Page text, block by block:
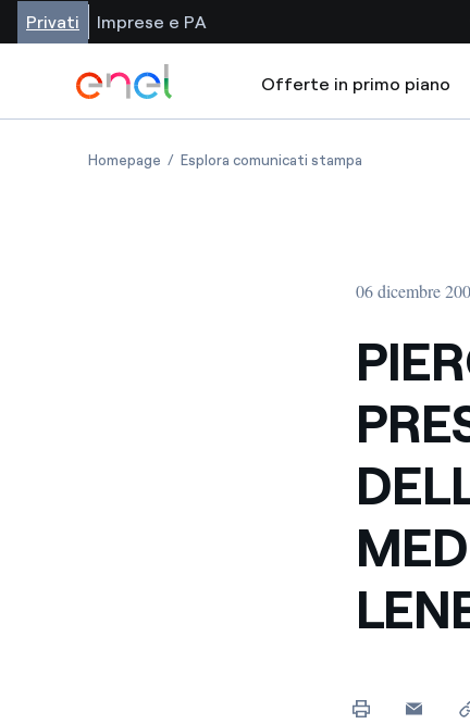
Privati Imprese e PA
Offerte in primo piano
Homepage Esplora comunicati stampa
06 dicembre